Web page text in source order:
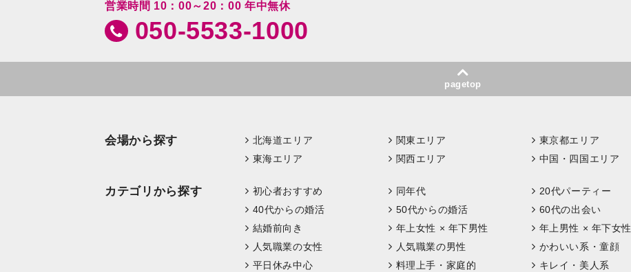
営業時間 10：00～20：00 年中無休
050-5533-1000
pagetop
会場から探す 北海道エリア 関東エリア 東京都エリア
東海エリア
関西エリア 中国・四国エリア
カテゴリから探す 初心者おすすめ 同年代 20代パーティー
40代からの婚活
50代からの婚活 60代の出会い
結婚前向き
年上女性 × 年下男性 年上男性 × 年下女性
人気職業の女性
人気職業の男性 かわいい系・童顔
平日休み中心
料理上手・家庭的 キレイ・美人系